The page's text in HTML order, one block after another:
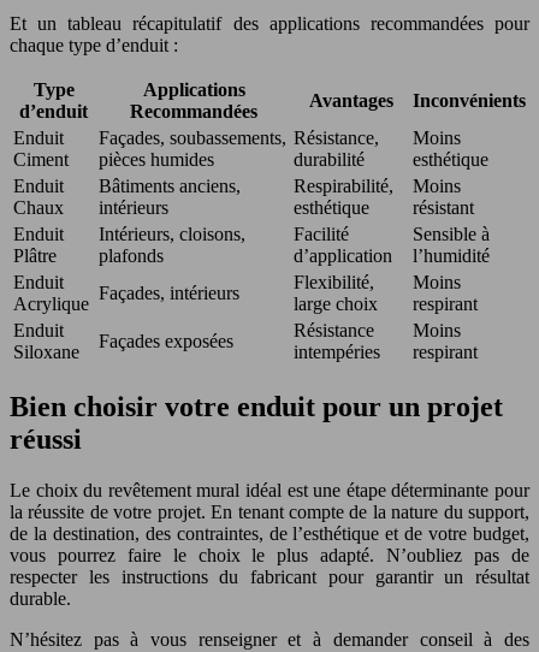
Et un tableau récapitulatif des applications recommandées pour
chaque type d’enduit :
Type
d’enduit
Applications
Recommandées
Avantages
Inconvénients
Enduit
Ciment
Façades, soubassements,
pièces humides
Résistance,
durabilité
Moins
esthétique
Enduit
Chaux
Bâtiments anciens,
intérieurs
Respirabilité,
esthétique
Moins
résistant
Enduit
Plâtre
Intérieurs, cloisons,
plafonds
Facilité
d’application
Sensible à
l’humidité
Enduit
Acrylique
Façades, intérieurs
Flexibilité,
large choix
Moins
respirant
Enduit
Siloxane
Façades exposées
Résistance
intempéries
Moins
respirant
Bien choisir votre enduit pour un projet
réussi
Le choix du revêtement mural idéal est une étape déterminante pour
la réussite de votre projet. En tenant compte de la nature du support,
de la destination, des contraintes, de l’esthétique et de votre budget,
vous pourrez faire le choix le plus adapté. N’oubliez pas de
respecter les instructions du fabricant pour garantir un résultat
durable.
N’hésitez pas à vous renseigner et à demander conseil à des